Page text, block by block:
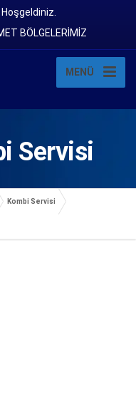
BÖLGELERİMİZ
MENÜ
Servisi
Kombi Servisi